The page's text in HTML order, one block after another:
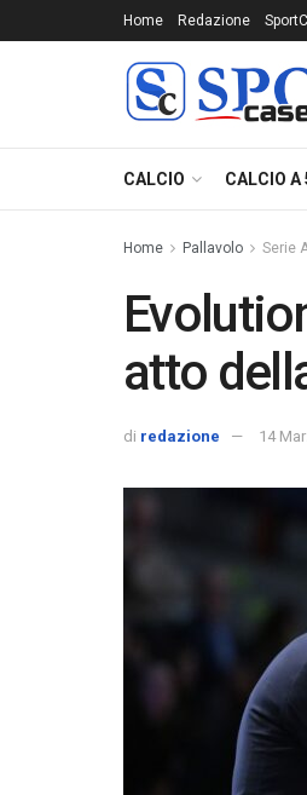
Home Redazione
CALCIO CALCIO A
Home Pallavolo Serie
atto
di redazione 14